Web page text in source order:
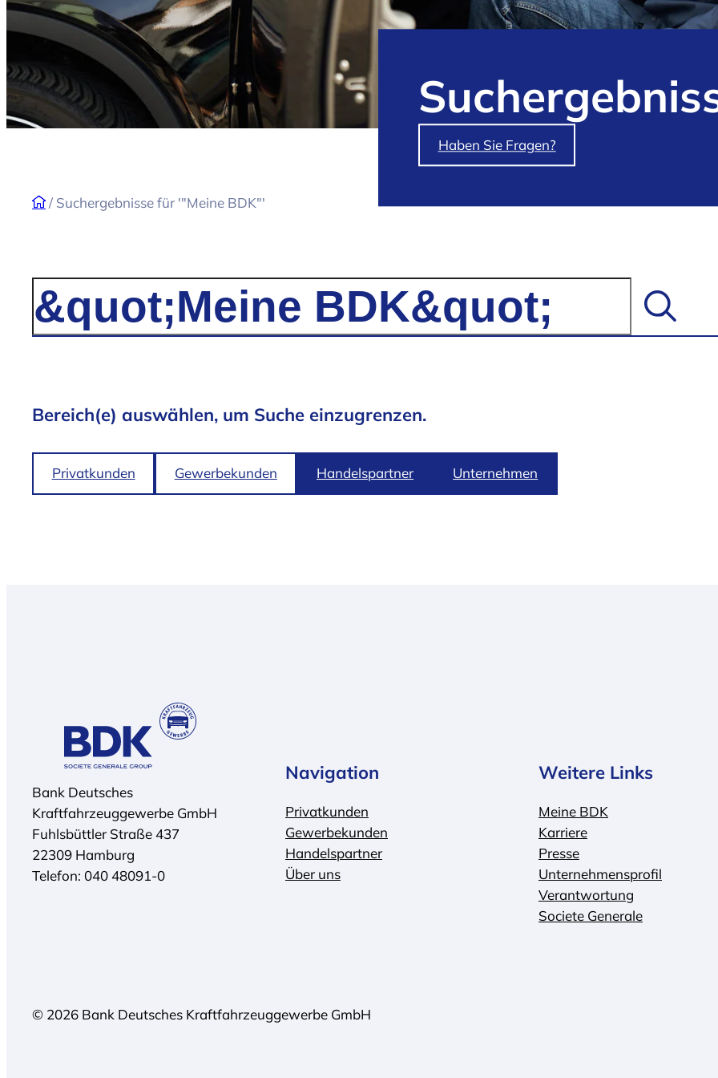
Haben Sie Fragen?
/ Suchergebnisse für '"Meine BDK"'
Bereich(e) auswählen, um Suche einzugrenzen.
Privatkunden Gewerbekunden Handelspartner Unternehmen
Bank Deutsches
Kraftfahrzeuggewerbe GmbH
Fuhlsbüttler Straße 437
22309 Hamburg
Telefon: 040 48091-0
Navigation
Privatkunden
Gewerbekunden
Handelspartner
Über uns
Weitere Links
Meine BDK
Karriere
Presse
Unternehmensprofil
Verantwortung
Societe Generale
© 2026 Bank Deutsches Kraftfahrzeuggewerbe GmbH